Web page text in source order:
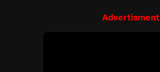
Advertisment